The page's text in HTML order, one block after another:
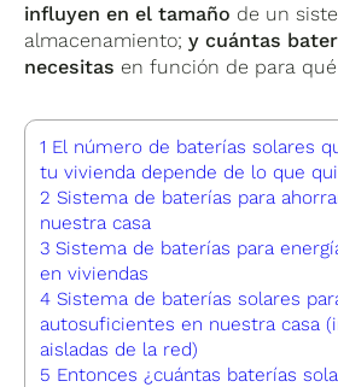
influyen en el tamaño de un
almacenamiento;y cuántas
necesitas en función de para
1 El número de baterías solares
tu vivienda depende de lo que
2 Sistema de baterías para
nuestra casa
3 Sistema de baterías para
en viviendas
4 Sistema de baterías solares
autosuficientes en nuestra casa
aisladas de la red)
5 Entonces ¿cuántas baterías